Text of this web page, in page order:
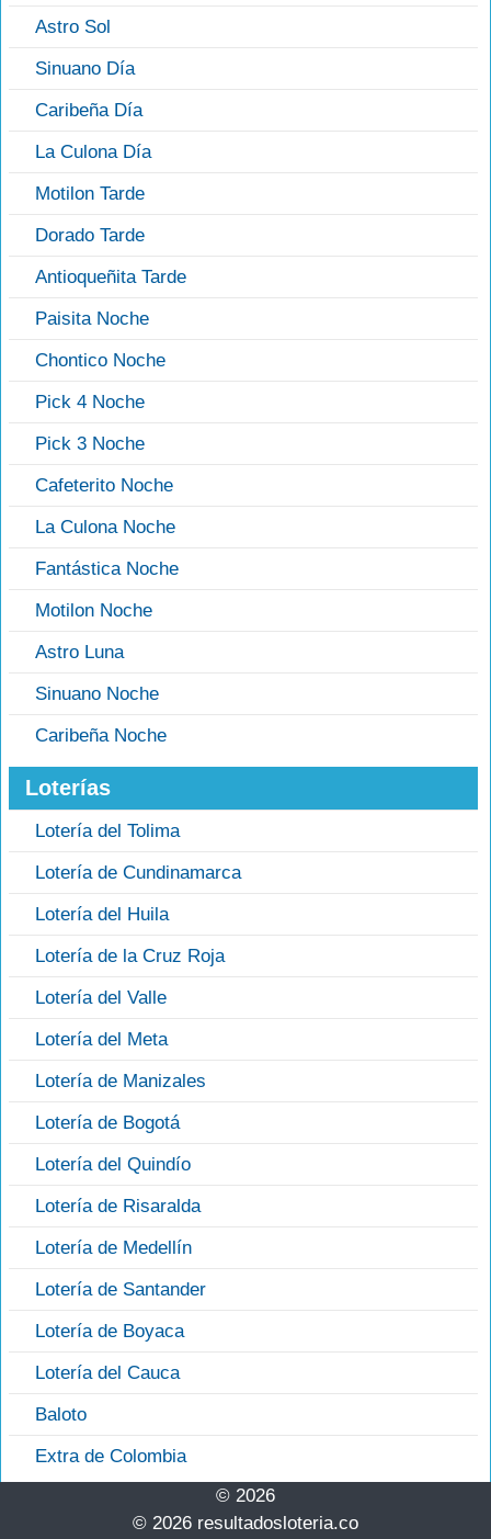
Astro Sol
Sinuano Día
Caribeña Día
La Culona Día
Motilon Tarde
Dorado Tarde
Antioqueñita Tarde
Paisita Noche
Chontico Noche
Pick 4 Noche
Pick 3 Noche
Cafeterito Noche
La Culona Noche
Fantástica Noche
Motilon Noche
Astro Luna
Sinuano Noche
Caribeña Noche
Loterías
Lotería del Tolima
Lotería de Cundinamarca
Lotería del Huila
Lotería de la Cruz Roja
Lotería del Valle
Lotería del Meta
Lotería de Manizales
Lotería de Bogotá
Lotería del Quindío
Lotería de Risaralda
Lotería de Medellín
Lotería de Santander
Lotería de Boyaca
Lotería del Cauca
Baloto
Extra de Colombia
© 2026
© 2026 resultadosloteria.co